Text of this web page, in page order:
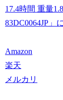
17.4時間 重量
83DC0064JP」
Amazon
楽天
メルカリ